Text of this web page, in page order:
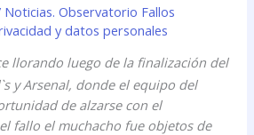
Noticias. Observatorio Fallos
y datos personales
llorando luego de la finalización del
y Arsenal, donde el equipo del
de alzarse con el
fallo el muchacho fue objetos de